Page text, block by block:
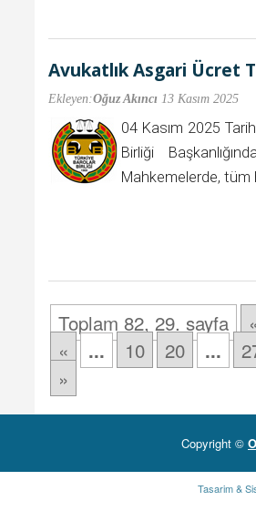
Avukatlık Asgari Ücret
Ekleyen:Oğuz Akıncı 13 Kasım 2025
04 Kasım 2025
Birliği
Mahkemelerde, tüm
Toplam 82, 29. sayfa
«
... 10 20 ...
»
Copyright ©
Tasarim &